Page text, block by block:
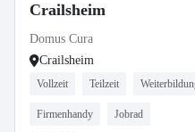
Crailsheim
Domus Cura
Crailsheim
Vollzeit Teilzeit
Firmenhandy Jobrad